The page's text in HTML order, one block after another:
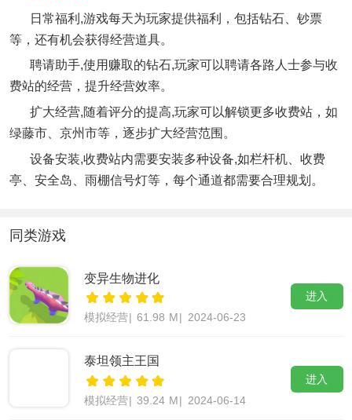
日常福利,游戏每天为玩家提供福利，包括钻石、钞票
等，还有机会获得经营道具。
聘请助手,使用赚取的钻石,玩家可以聘请各路人士参与收
费站的经营，提升经营效率。
扩大经营,随着评分的提高,玩家可以解锁更多收费站，如
绿藤市、京州市等，逐步扩大经营范围。
设备安装,收费站内需要安装多种设备,如栏杆机、收费
亭、安全岛、雨棚信号灯等，每个通道都需要合理规划。
同类游戏
变异生物进化
模拟经营 61.98 M 2024-06-23
进入
泰坦领主王国
模拟经营 39.24 M 2024-06-14
进入